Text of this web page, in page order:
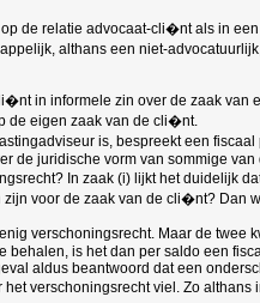
de relatie advocaat-cli�nt als in
althans een niet-
in informele zin over de zaak
de eigen zaak van de cli�nt.
is, bespreekt een
de juridische vorm van sommige
In zaak (i) lijkt het duidelijk
voor de zaak van de cli�nt? Dan
verschoningsrecht. Maar de
behalen, is het dan per saldo een
aldus beantwoord dat een
verschoningsrecht viel. Zo